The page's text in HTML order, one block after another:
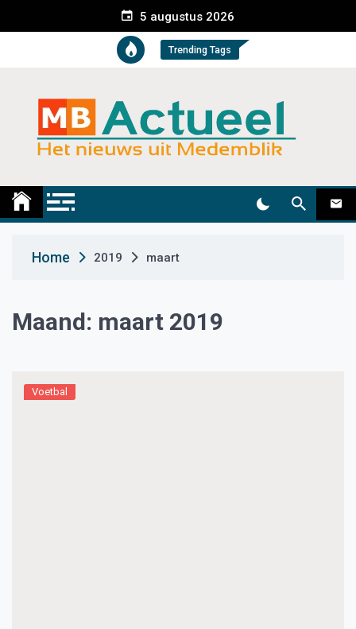
e
t
5 augustus 2026
Trending Tags
Medemblik Actueel
Home 2019 maart
Maand: maart 2019
Voetbal